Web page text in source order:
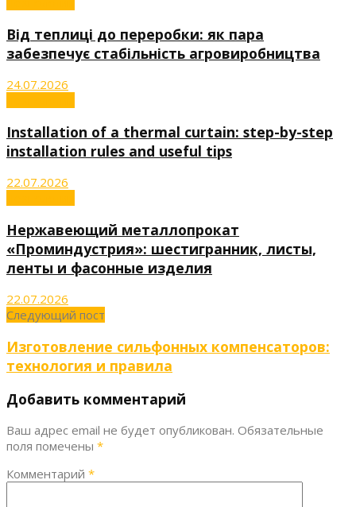
Від теплиці до переробки: як пара
забезпечує стабільність агровиробництва
24.07.2026
Installation of a thermal curtain: step-by-step
installation rules and useful tips
22.07.2026
Нержавеющий металлопрокат
«Проминдустрия»: шестигранник, листы,
ленты и фасонные изделия
22.07.2026
Следующий пост
Изготовление сильфонных компенсаторов:
технология и правила
Добавить комментарий
Ваш адрес email не будет опубликован. Обязательные
поля помечены *
Комментарий *